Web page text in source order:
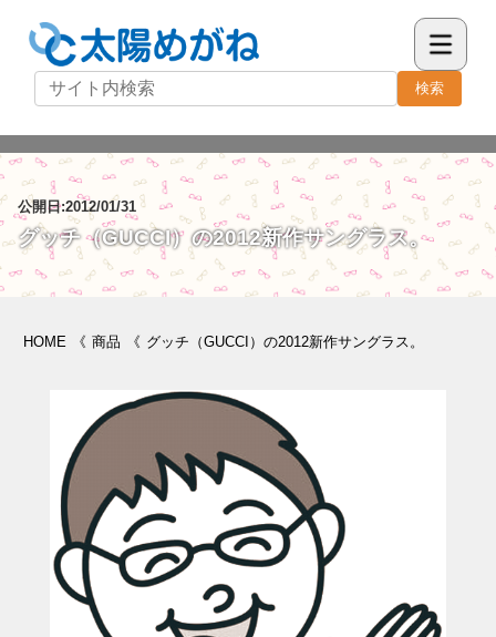
検索
公開日:2012/01/31
グッチ（GUCCI）の2012新作サングラス。
HOME 《 商品 《 グッチ（GUCCI）の2012新作サングラス。